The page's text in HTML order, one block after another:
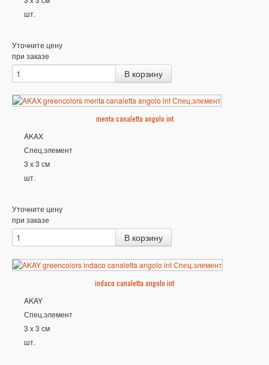
шт.
Уточните цену
при заказе
menta canaletta angolo int
AKAX
Спец.элемент
3 x 3 см
шт.
Уточните цену
при заказе
indaco canaletta angolo int
AKAY
Спец.элемент
3 x 3 см
шт.